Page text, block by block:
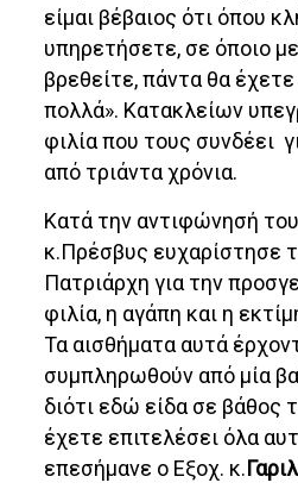
είμαι βέβαιος ότι όπου
υπηρετήσετε, σε όποιο
βρεθείτε, πάντα θα
πολλά». Κατακλείων
φιλία που τους συνδέει
από τριάντα χρόνια.
Κατά την αντιφώνησή
κ.Πρέσβυς ευχαρίστησε
Πατριάρχη για την
φιλία, η αγάπη και η
Τα αισθήματα αυτά
συμπληρωθούν από μία
διότι εδώ είδα σε βάθος
έχετε επιτελέσει όλα
επεσήμανε ο Εξοχ. κ.